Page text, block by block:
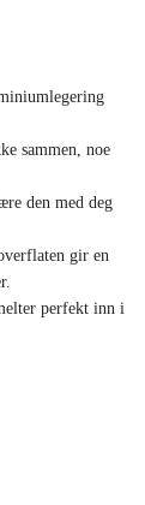
sammen, noe
den med deg
gir en
perfekt inn i